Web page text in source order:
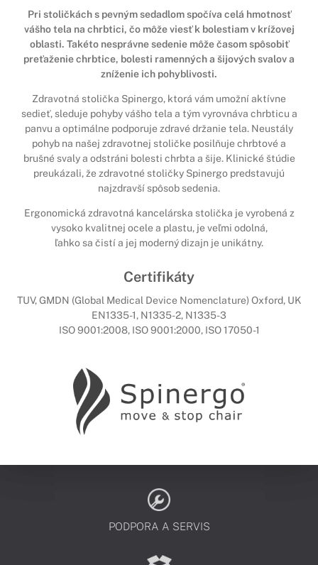
Pri stoličkách s pevným sedadlom spočíva celá hmotnosť
vášho tela na chrbtici, čo môže viesť k bolestiam v krížovej
oblasti. Takéto nesprávne sedenie môže časom spôsobiť
preťaženie chrbtice, bolesti ramenných a šijových svalov a
zníženie ich pohyblivosti.
Zdravotná stolička Spinergo, ktorá vám umožní aktívne
sedieť, sleduje pohyby vášho tela a tým vyrovnáva chrbticu a
panvu a optimálne podporuje zdravé držanie tela. Neustály
pohyb na našej zdravotnej stoličke posilňuje chrbtové a
brušné svaly a odstráni bolesti chrbta a šije. Klinické štúdie
preukázali, že zdravotné stoličky Spinergo predstavujú
najzdravší spôsob sedenia.
Ergonomická zdravotná kancelárska stolička je vyrobená z
vysoko kvalitnej ocele a plastu, je veľmi odolná,
ľahko sa čistí a jej moderný dizajn je unikátny.
Certifikáty
TUV, GMDN (Global Medical Device Nomenclature) Oxford, UK
EN1335-1, N1335-2, N1335-3
ISO 9001:2008, ISO 9001:2000, ISO 17050-1
PODPORA A SERVIS